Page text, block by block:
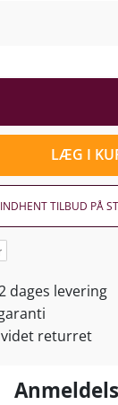
LÆG I
INDHENT TILBUD PÅ
dages levering
returret